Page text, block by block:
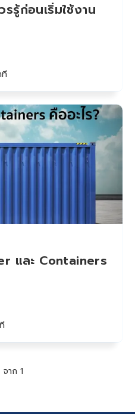
รู้ก่อนเริ่มใช้งาน
ที
และ Containers
จาก 1